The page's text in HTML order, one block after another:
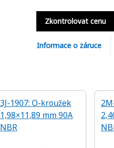
Zkontrolovat cenu
Informace o záruce
3J-1907: O-kroužek
1,98×11,89 mm 90A
NBR